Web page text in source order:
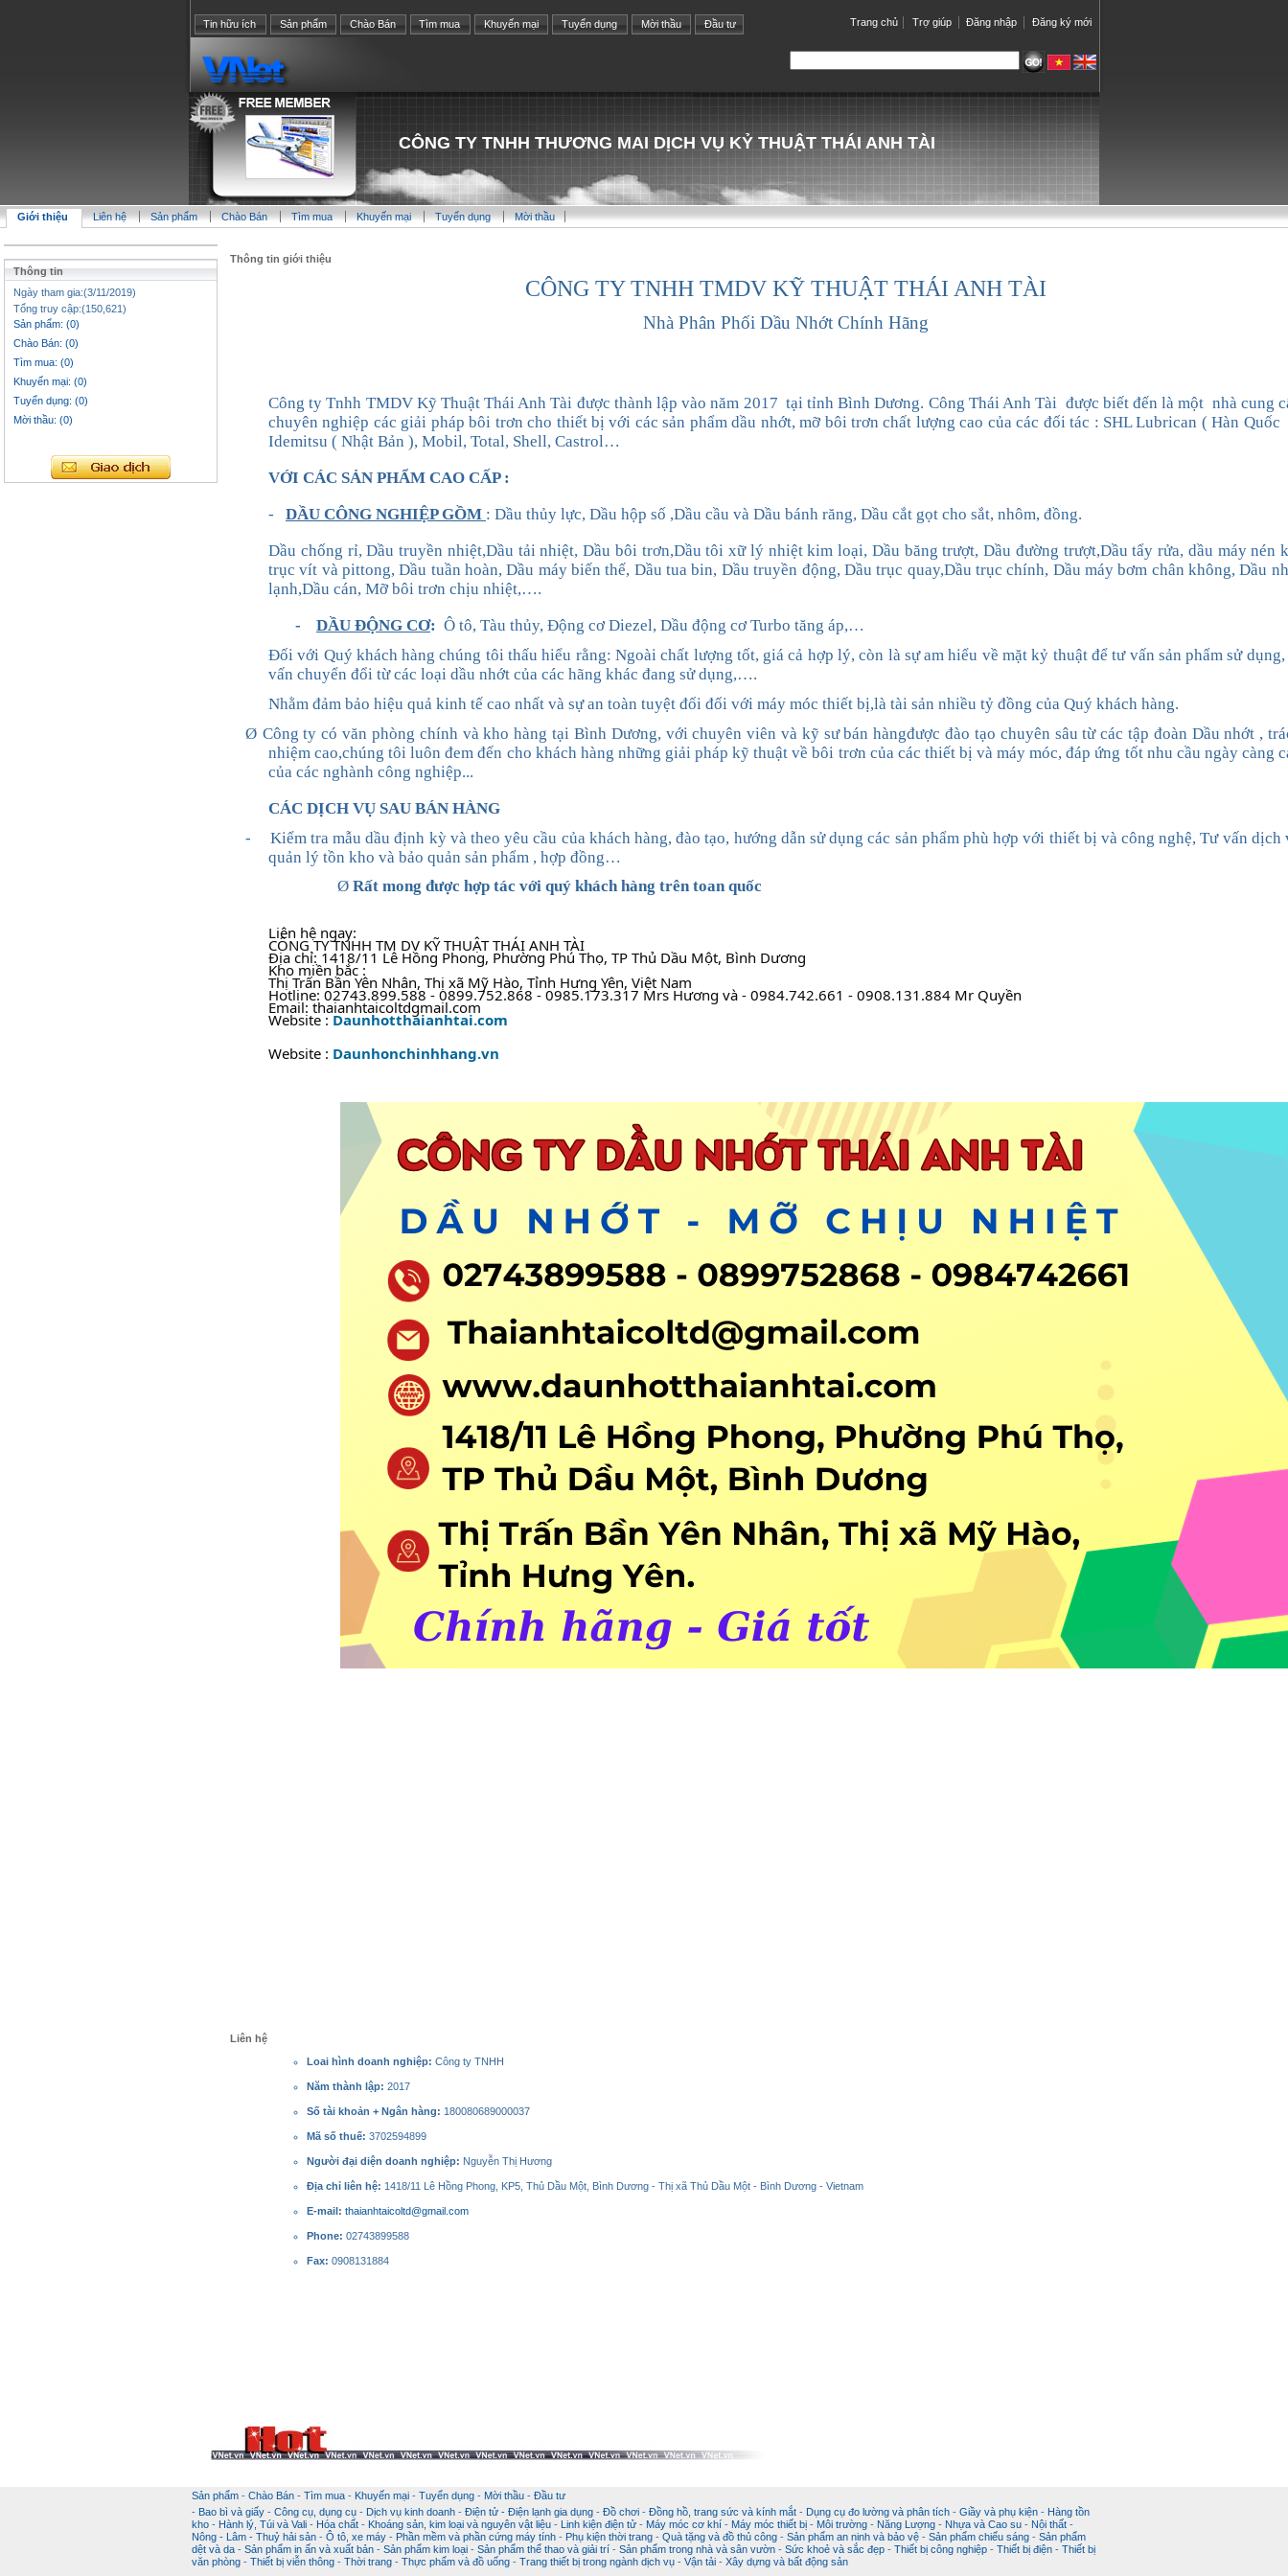
Trang chủ Trợ giúp Đăng nhập Đăng ký mới
Tin hữu ích Sản phẩm Chào Bán Tìm mua Khuyến mại Tuyển dụng Mời thầu Đầu tư
CÔNG TY TNHH THƯƠNG MAI DỊCH VỤ KỶ THUẬT THÁI ANH TÀI
Giới thiệu Liên hệ Sản phẩm Chào Bán Tìm mua Khuyến mại Tuyển dụng Mời thầu
Thông tin
Ngày tham gia:(3/11/2019)
Tổng truy cập:(150,621)
Sản phẩm: (0)
Chào Bán: (0)
Tìm mua: (0)
Khuyến mại: (0)
Tuyển dụng: (0)
Mời thầu: (0)
Thông tin giới thiệu
CÔNG TY TNHH TMDV KỸ THUẬT THÁI ANH TÀI
Nhà Phân Phối Dầu Nhớt Chính Hãng
Công ty Tnhh TMDV Kỹ Thuật Thái Anh Tài được thành lập vào năm 2017 tại tỉnh Bình Dương. Công Thái Anh Tài được biết đếnlà một nhà cung
chuyên nghiệp các giải pháp bôi trơn cho thiết bịvới các sản phẩm dầu nhớt, mỡ bôi trơnchất lượng cao củacác đối tác : SHL Lubrican ( Hàn Quốc
Idemitsu ( Nhật Bản ), Mobil, Total, Shell, Castrol…
VỚI CÁC SẢN PHẨM CAO CẤP :
- DẦU CÔNG NGHIỆP GỒM : Dầu thủy lực, Dầu hộp số ,Dầu cầu và Dầu bánh răng, Dầu cắt gọt cho sắt, nhôm, đồng.
Dầu chống rỉ, Dầu truyền nhiệt,Dầu tải nhiệt, Dầu bôi trơn,Dầu tôi xữ lý nhiệt kim loại, Dầu băng trượt, Dầu đường trượt,Dầu tẩy rửa, dầu máy nén
trục vít và pittong, Dầu tuần hoàn, Dầu máy biến thế, Dầu tua bin, Dầu truyền động, Dầu trục quay,Dầu trục chính, Dầu máy bơm chân không, Dầu
lạnh,Dầu cán, Mỡ bôi trơn chịu nhiệt,….
- DẦU ĐỘNG CƠ: Ô tô, Tàu thủy, Động cơ Diezel, Dầu động cơ Turbo tăng áp,…
Đối với Quý khách hàng chúng tôi thấu hiểu rằng: Ngoài chất lượng tốt, giá cả hợp lý, còn là sự am hiểu về mặt kỷ thuật để tư vấn sản phẩm sử
vấn chuyển đổi từ các loại dầu nhớt của các hãng khác đang sử dụng,….
Nhằm đảm bảo hiệu quả kinh tế cao nhất và sự an toàn tuyệt đối đối với máy móc thiết bị,là tài sản nhiều tỷ đồng của Quý khách hàng.
Ø Công ty có văn phòng chính và kho hàngtại Bình Dương, vớichuyên viên và kỹ sưbán hàngđược đào tạo chuyên sâu từ các tập đoàn Dầu nhớt ,
nhiệm cao,chúng tôi luôn đem đến cho khách hàng những giải pháp kỹ thuật về bôi trơn của các thiết bị và máy móc, đáp ứng tốt nhu cầu ngày càng
của các nghành công nghiệp...
CÁC DỊCH VỤ SAU BÁN HÀNG
-
Kiểm tra mẫu dầu định kỳ và theo yêu cầu của khách hàng, đào tạo, hướng dẫn sử dụng các sản phẩm phù hợp với thiết bị và công nghệ,Tư vấn dịch
quản lý tồn kho và bảo quản sản phẩm , hợp đồng…
Ø Rất mong được hợp tác với quý khách hàng trên toan quốc
Liên hệ ngay:
CÔNG TY TNHH TM DV KỸ THUẬT THÁI ANH TÀI
Địa chỉ: 1418/11 Lê Hồng Phong, Phường Phú Thọ, TP Thủ Dầu Một, Bình Dương
Kho miền bắc :
Thị Trấn Bần Yên Nhân, Thị xã Mỹ Hào, Tỉnh Hưng Yên, Việt Nam
Hotline: 02743.899.588 - 0899.752.868 - 0985.173.317 Mrs Hương và - 0984.742.661 - 0908.131.884 Mr Quyền
Email: thaianhtaicoltdgmail.com
Website : Daunhotthaianhtai.com
Website : Daunhonchinhhang.vn
Liên hệ
Loai hình doanh nghiệp: Công ty TNHH
Năm thành lập: 2017
Số tài khoản + Ngân hàng: 180080689000037
Mã số thuế: 3702594899
Người đại diện doanh nghiệp: Nguyễn Thị Hương
Địa chỉ liên hệ: 1418/11 Lê Hồng Phong, KP5, Thủ Dầu Một, Bình Dương - Thị xã Thủ Dầu Một - Bình Dương - Vietnam
E-mail: thaianhtaicoltd@gmail.com
Phone: 02743899588
Fax: 0908131884
Sản phẩm - Chào Bán - Tìm mua - Khuyến mại - Tuyển dụng - Mời thầu - Đầu tư
- Bao bì và giấy - Công cụ, dụng cụ - Dịch vụ kinh doanh - Điện tử - Điện lạnh gia dụng - Đồ chơi - Đồng hồ, trang sức và kính mắt - Dụng cụ đo lường và phân tích - Giầy và phụ kiện - Hàng tồn
kho - Hành lý, Túi và Vali - Hóa chất - Khoáng sản, kim loại và nguyên vật liệu - Linh kiện điện tử - Máy móc cơ khí - Máy móc thiết bị - Môi trường - Năng Lượng - Nhựa và Cao su - Nội thất -
Nông - Lâm - Thuỷ hải sản - Ô tô, xe máy - Phần mềm và phần cứng máy tính - Phụ kiện thời trang - Quà tặng và đồ thủ công - Sản phẩm an ninh và bảo vệ - Sản phẩm chiếu sáng - Sản phẩm
dệt và da - Sản phẩm in ấn và xuất bản - Sản phẩm kim loại - Sản phẩm thể thao và giải trí - Sản phẩm trong nhà và sân vườn - Sức khoẻ và sắc đẹp - Thiết bị công nghiệp - Thiết bị điện - Thiết bị
văn phòng - Thiết bị viễn thông - Thời trang - Thực phẩm và đồ uống - Trang thiết bị trong ngành dịch vụ - Vận tải - Xây dựng và bất động sản